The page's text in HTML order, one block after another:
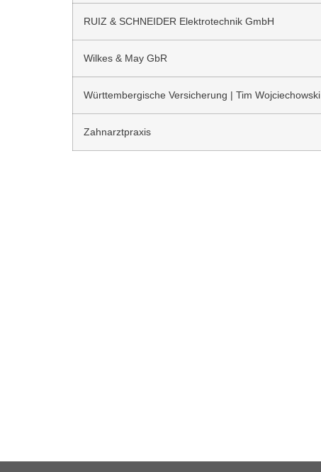
RUIZ & SCHNEIDER Elektrotechnik GmbH
Wilkes & May GbR
Württembergische Versicherung | Tim Wojciechowski
Zahnarztpraxis